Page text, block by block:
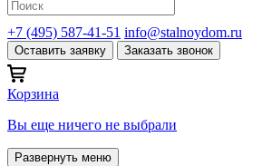
+7 (495) 587-41-51 info@stalnoydom.ru
Оставить заявку Заказать звонок
Корзина
Вы еще ничего не выбрали
Развернуть меню